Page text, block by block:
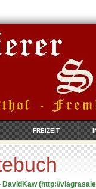
FREIZEIT
DavidKaw (http://